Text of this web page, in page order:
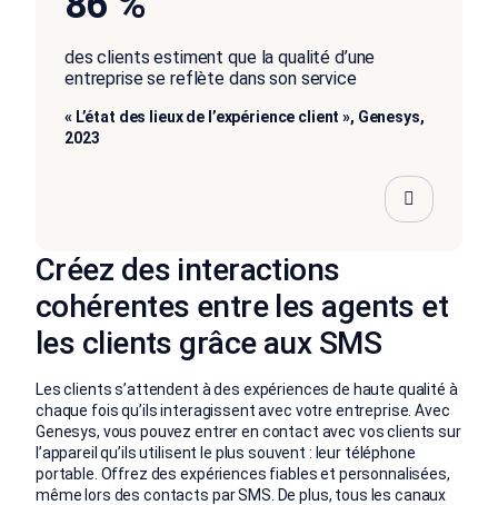
des clients estiment que la qualité d’une
entreprise se reflète dans son service
« L’état des lieux de l’expérience client », Genesys,
2023
Créez des interactions
cohérentes entre les agents et
les clients grâce aux SMS
Les clients s’attendent à des expériences de haute qualité à
chaque fois qu’ils interagissent avec votre entreprise. Avec
Genesys, vous pouvez entrer en contact avec vos clients sur
l’appareil qu’ils utilisent le plus souvent : leur téléphone
portable. Offrez des expériences fiables et personnalisées,
même lors des contacts par SMS. De plus, tous les canaux